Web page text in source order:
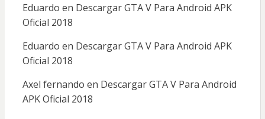
Eduardo en Descargar GTA V Para Android APK
Oficial 2018
Eduardo en Descargar GTA V Para Android APK
Oficial 2018
Axel fernando en Descargar GTA V Para Android
APK Oficial 2018